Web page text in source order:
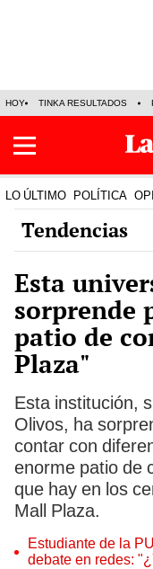
HOY TINKA RESULTADOS
LO ÚLTIMO POLÍTICA
Tendencias
Esta
sorprende
patio de
Plaza"
Esta institución,
Olivos, ha
contar con
enorme patio de
que hay en los
Mall Plaza.
Estudiante de la
debate en redes: